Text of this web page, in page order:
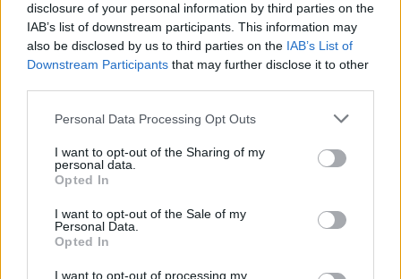
disclosure of your personal information by third parties on the
IAB’s list of downstream participants. This information may
also be disclosed by us to third parties on the IAB’s List of
Downstream Participants that may further disclose it to other
Personal Data Processing Opt Outs
I want to opt-out of the Sharing of my
personal data.
Opted In
I want to opt-out of the Sale of my
Personal Data.
Opted In
I want to opt-out of processing my